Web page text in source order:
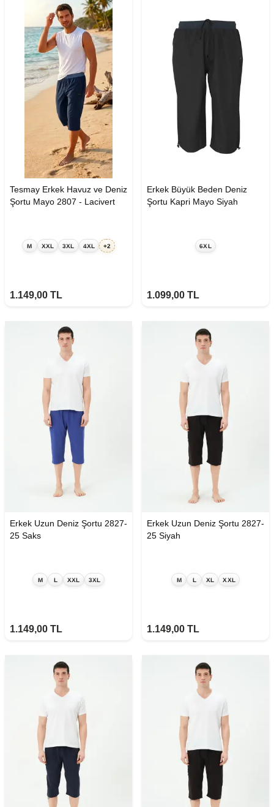
Tesmay Erkek Havuz ve Deniz
Şortu Mayo 2807 - Lacivert
M XXL 3XL 4XL +2
1.149,00 TL
Erkek Büyük Beden Deniz
Şortu Kapri Mayo Siyah
6XL
1.099,00 TL
Erkek Uzun Deniz Şortu 2827-
25 Saks
M L XXL 3XL
1.149,00 TL
Erkek Uzun Deniz Şortu 2827-
25 Siyah
M L XL XXL
1.149,00 TL